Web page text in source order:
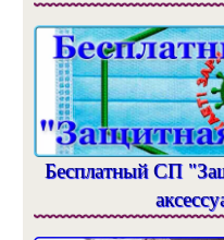
Бесплатный СП